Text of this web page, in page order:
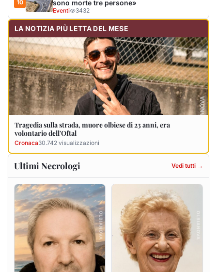
Ultimi Necrologi Vedi tutti →
Antonio Sanna
10 agosto 2026
Francesca Desini ved.
9 agosto 2026